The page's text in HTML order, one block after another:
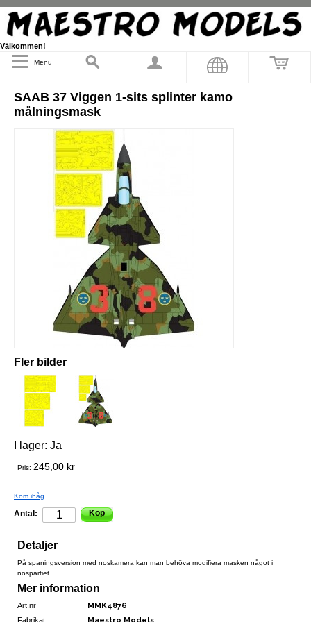
Välkommen!
Menu
SAAB 37 Viggen 1-sits splinter kamo
målningsmask
Fler bilder
I lager: Ja
Pris: 245,00 kr
Kom ihåg
Antal: Köp
Detaljer
På spaningsversion med noskamera kan man behöva modifiera masken något i
nospartiet.
Mer information
Art.nr MMK4876
Fabrikat Maestro Models